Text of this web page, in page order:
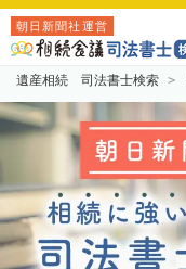
朝日新聞社運営
遺産相続 司法書士検索